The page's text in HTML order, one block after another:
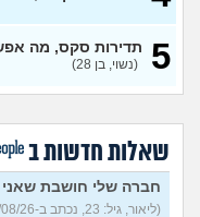
מפנטז על חבר טוב שלי
האם חוויתי תקיפה
(רוויטל, בת 24)
5 תדירות סקס, מה
(נשוי, בן 28)
שאלות חדשות ב
חברה שלי חושבת
(ליאור, גיל: 23, נכתב ב-05/08/26 16:22)